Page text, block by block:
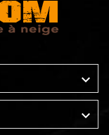

